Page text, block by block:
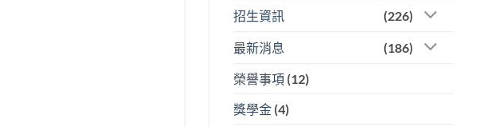
招生資訊 (226)
最新消息 (186)
榮譽事項 (12)
獎學金 (4)